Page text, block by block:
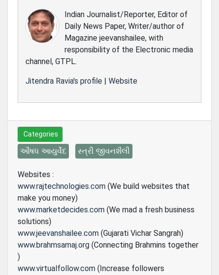
Indian Journalist/Reporter, Editor of
Daily News Paper, Writer/author of
Magazine jeevanshailee, with
responsibility of the Electronic media
channel, GTPL.
Jitendra Ravia's profile | Website
Categories
ઔષધ આયુર્વેદ સ્ત્રી જીવનશૈલી
Websites :
www.rajtechnologies.com (We build websites that
make you money)
www.marketdecides.com (We mad a fresh business
solutions)
www.jeevanshailee.com (Gujarati Vichar Sangrah)
www.brahmsamaj.org (Connecting Brahmins together
)
www.virtualfollow.com (Increase followers